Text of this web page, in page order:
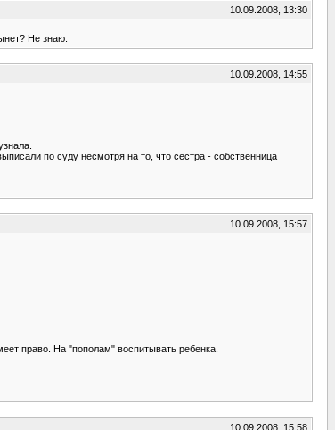
10.09.2008, 13:30
Не знаю.
10.09.2008, 14:55
по суду несмотря на то, что сестра - собственница
10.09.2008, 15:57
право. На "пополам" воспитывать ребенка.
10.09.2008, 15:58